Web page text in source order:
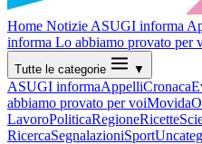
Home Notizie ASUGI informa
informa Lo abbiamo provato per
Tutte le categorie ▼
ASUGI informaAppelliCronaca
abbiamo provato per voiMovida
LavoroPoliticaRegioneRicette
RicercaSegnalazioniSport